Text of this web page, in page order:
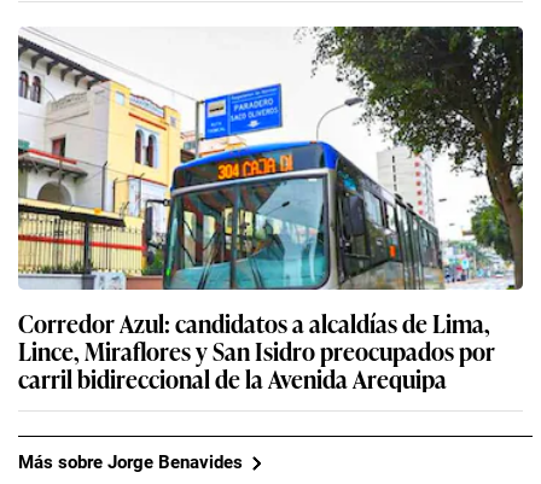
Corredor Azul: candidatos a alcaldías de Lima,
Lince, Miraflores y San Isidro preocupados por
carril bidireccional de la Avenida Arequipa
Más sobre Jorge Benavides